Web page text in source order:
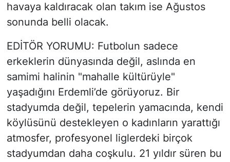
havaya kaldıracak olan takım ise Ağustos
sonunda belli olacak.
EDİTÖR YORUMU: Futbolun sadece
erkeklerin dünyasında değil, aslında en
samimi halinin "mahalle kültürüyle"
yaşadığını Erdemli’de görüyoruz. Bir
stadyumda değil, tepelerin yamacında, kendi
köylüsünü destekleyen o kadınların yarattığı
atmosfer, profesyonel liglerdeki birçok
stadyumdan daha coşkulu. 21 yıldır süren bu